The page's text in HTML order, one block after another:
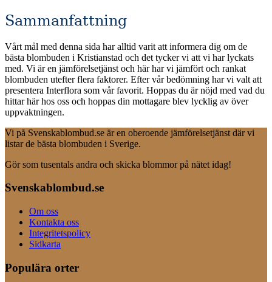
Sammanfattning
Vårt mål med denna sida har alltid varit att informera dig om de
bästa blombuden i Kristianstad och det tycker vi att vi har lyckats
med. Vi är en jämförelsetjänst och här har vi jämfört och rankat
blombuden utefter flera faktorer. Efter vår bedömning har vi valt att
presentera Interflora som vår favorit. Hoppas du är nöjd med vad du
hittar här hos oss och hoppas din mottagare blev lycklig av över
uppvaktningen.
Vi på Svenskablombud.se är en oberoende jämförelsetjänst där vi
listar de bästa blombuden i Sverige.
Gör som tusentals andra och skicka blommor på nätet idag!
Svenskablombud.se
Om oss
Kontakta oss
Integritetspolicy
Sidkarta
Populära orter